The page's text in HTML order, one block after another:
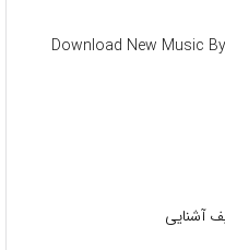
Download New Music By
آشنایی